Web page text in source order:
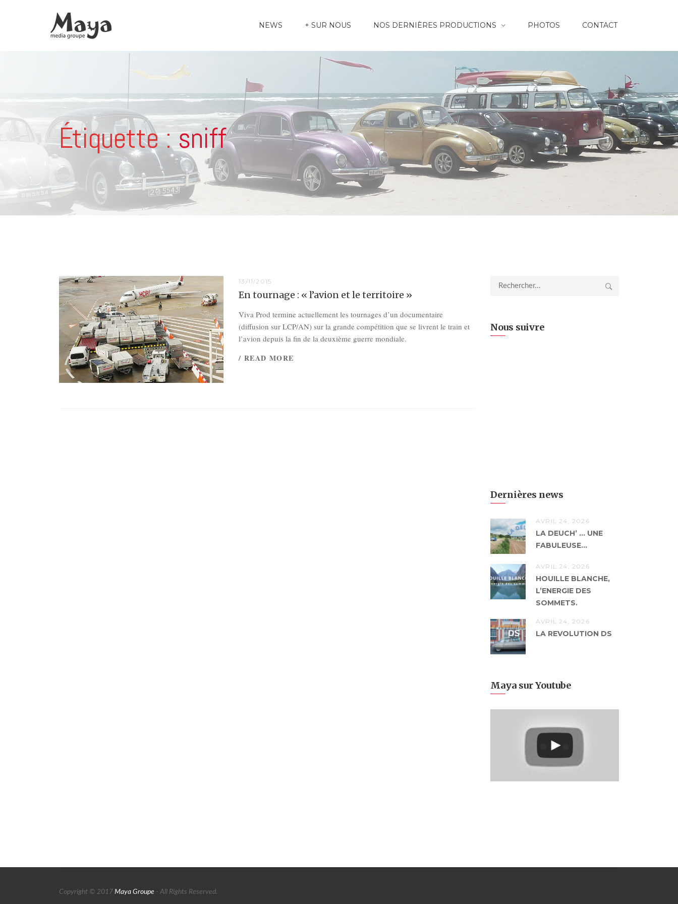
NEWS + SUR NOUS NOS DERNIÈRES PRODUCTIONS PHOTOS CONTACT
Étiquette :sniff
13/11/2015
En tournage : « l’avion et le territoire »
Viva Prod termine actuellement les tournages d’un documentaire
(diffusion sur LCP/AN) sur la grande compétition que se livrent le train et
l’avion depuis la fin de la deuxième guerre mondiale.
/ READ MORE
Rechercher :
Nous suivre
Dernières news
AVRIL 24, 2026
LA DEUCH’ … UNE
FABULEUSE...
AVRIL 24, 2026
HOUILLE BLANCHE,
L’ENERGIE DES
SOMMETS.
AVRIL 24, 2026
LA REVOLUTION DS
Maya sur Youtube
Copyright © 2017 Maya Groupe - All Rights Reserved.